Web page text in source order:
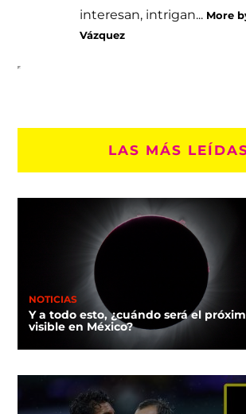
interesan, intrigan... More
Vázquez
LAS MÁS
NOTICIAS
Y a todo esto, ¿cuándo será el
visible en México?